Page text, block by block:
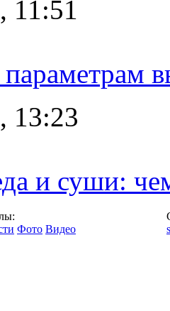
11:51
13:23
и суши:
Фото Видео